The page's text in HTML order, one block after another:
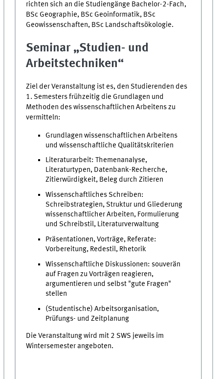
richten sich an die Studiengänge Bachelor-2-Fach,
BSc Geographie, BSc Geoinformatik, BSc
Geowissenschaften, BSc Landschaftsökologie.
Seminar „Studien- und
Arbeitstechniken“
Ziel der Veranstaltung ist es, den Studierenden des
1. Semesters frühzeitig die Grundlagen und
Methoden des wissenschaftlichen Arbeitens zu
vermitteln:
Grundlagen wissenschaftlichen Arbeitens
und wissenschaftliche Qualitätskriterien
Literaturarbeit: Themenanalyse,
Literaturtypen, Datenbank-Recherche,
Zitierwürdigkeit, Beleg durch Zitieren
Wissenschaftliches Schreiben:
Schreibstrategien, Struktur und Gliederung
wissenschaftlicher Arbeiten, Formulierung
und Schreibstil, Literaturverwaltung
Präsentationen, Vorträge, Referate:
Vorbereitung, Redestil, Rhetorik
Wissenschaftliche Diskussionen: souverän
auf Fragen zu Vorträgen reagieren,
argumentieren und selbst "gute Fragen"
stellen
(Studentische) Arbeitsorganisation,
Prüfungs- und Zeitplanung
Die Veranstaltung wird mit 2 SWS jeweils im
Wintersemester angeboten.